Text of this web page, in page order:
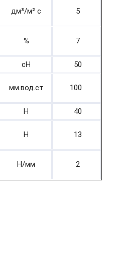
дм³/м² с 5
% 7
cH
50
мм.вод.ст 100
H
40
H 13
Н/мм 2